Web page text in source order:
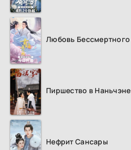
Любовь Бессмертного
Пиршество в Наньчэне
Нефрит Сансары